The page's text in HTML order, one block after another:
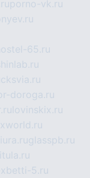
porno-vk.ru
65.ru
doroga.ru
lovinskix.ru
liura.ruglasspb.ru
5.ru